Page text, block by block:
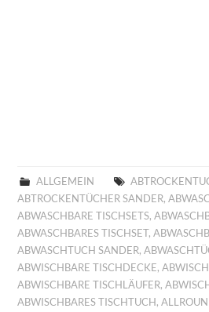
ALLGEMEIN
ABTROCKENTÜCHER SANDER,
ABWASCHBARE TISCHSETS,
ABWASCHBARES TISCHSET,
ABWASCHTUCH SANDER,
ABWISCHBARE TISCHDECKE,
ABWISCHBARE TISCHLÄUFER,
ABWISCHBARES TISCHTUCH,